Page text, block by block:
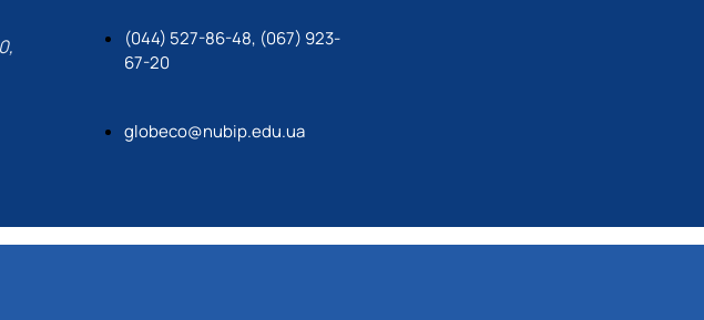
(044) 527-86-48, (067) 923-
67-20
globeco@nubip.edu.ua